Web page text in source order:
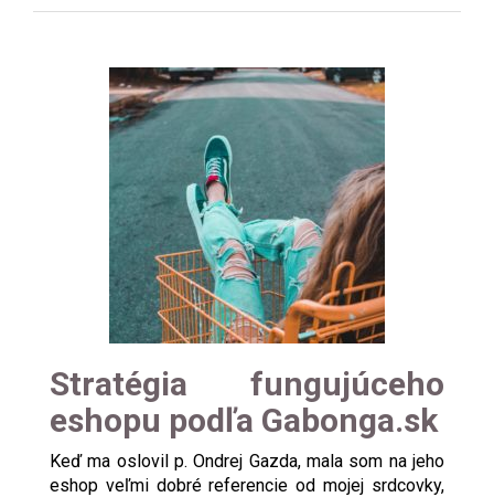
Stratégia fungujúceho
eshopu podľa Gabonga.sk
Keď ma oslovil p. Ondrej Gazda, mala som na jeho
eshop veľmi dobré referencie od mojej srdcovky,